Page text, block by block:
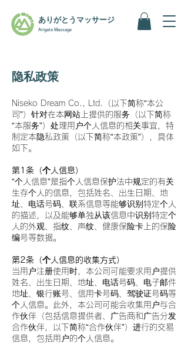
ありがとうマッサージ
Arigato Massage
隐私政策
Niseko Dream Co., Ltd.（以下简称“本公
司”）针对在本网站上提供的服务（以下简称
“本服务”）处理用户个人信息的相关事宜，特
制定本隐私政策（以下简称“本政策”），具体
如下。
第1条（个人信息）
“个人信息”是指个人信息保护法中规定的有关
生存个人的信息，包括姓名、出生日期、地
址、电话号码、联系信息等能够识别特定个人
的描述，以及能够单独从该信息中识别特定个
人的外观、指纹、声纹、健康保险卡上的保险
编号等数据。
第2条（个人信息的收集方式）
当用户注册使用时，本公司可能要求用户提供
姓名、出生日期、地址、电话号码、电子邮件
地址、银行账号、信用卡号码、驾驶证号码等
个人信息。此外，本公司可能会收集用户与合
作伙伴（包括信息提供者、广告商和广告分发
合作伙伴，以下简称“合作伙伴”）进行的交易
信息，包括用户的个人信息。